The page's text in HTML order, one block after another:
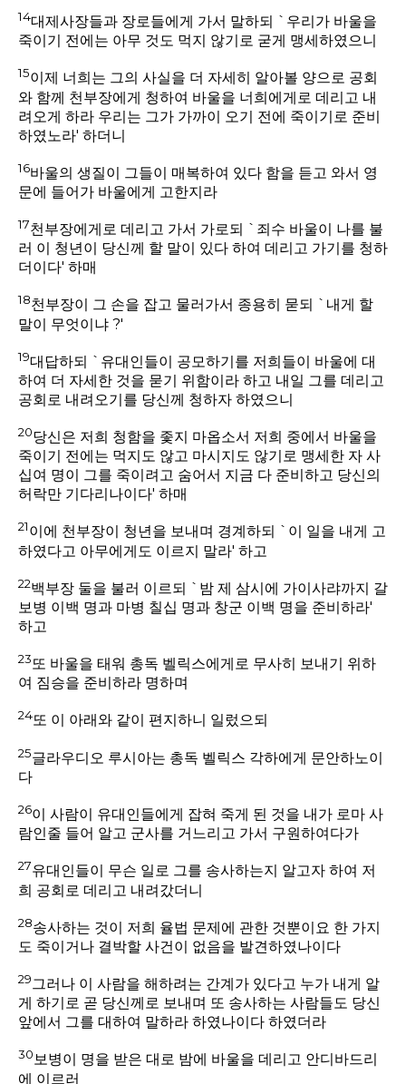
14대제사장들과 장로들에게 가서 말하되 `우리가 바울을
죽이기 전에는 아무 것도 먹지 않기로 굳게 맹세하였으니
15이제 너희는 그의 사실을 더 자세히 알아볼 양으로 공회
와 함께 천부장에게 청하여 바울을 너희에게로 데리고 내
려오게 하라 우리는 그가 가까이 오기 전에 죽이기로 준비
하였노라' 하더니
16바울의 생질이 그들이 매복하여 있다 함을 듣고 와서 영
문에 들어가 바울에게 고한지라
17천부장에게로 데리고 가서 가로되 `죄수 바울이 나를 불
러 이 청년이 당신께 할 말이 있다 하여 데리고 가기를 청하
더이다' 하매
18천부장이 그 손을 잡고 물러가서 종용히 묻되 `내게 할
말이 무엇이냐 ?'
19대답하되 `유대인들이 공모하기를 저희들이 바울에 대
하여 더 자세한 것을 묻기 위함이라 하고 내일 그를 데리고
공회로 내려오기를 당신께 청하자 하였으니
20당신은 저희 청함을 좇지 마옵소서 저희 중에서 바울을
죽이기 전에는 먹지도 않고 마시지도 않기로 맹세한 자 사
십여 명이 그를 죽이려고 숨어서 지금 다 준비하고 당신의
허락만 기다리나이다' 하매
21이에 천부장이 청년을 보내며 경계하되 `이 일을 내게 고
하였다고 아무에게도 이르지 말라' 하고
22백부장 둘을 불러 이르되 `밤 제 삼시에 가이사랴까지 갈
보병 이백 명과 마병 칠십 명과 창군 이백 명을 준비하라'
하고
23또 바울을 태워 총독 벨릭스에게로 무사히 보내기 위하
여 짐승을 준비하라 명하며
24또 이 아래와 같이 편지하니 일렀으되
25글라우디오 루시아는 총독 벨릭스 각하에게 문안하노이
다
26이 사람이 유대인들에게 잡혀 죽게 된 것을 내가 로마 사
람인줄 들어 알고 군사를 거느리고 가서 구원하여다가
27유대인들이 무슨 일로 그를 송사하는지 알고자 하여 저
희 공회로 데리고 내려갔더니
28송사하는 것이 저희 율법 문제에 관한 것뿐이요 한 가지
도 죽이거나 결박할 사건이 없음을 발견하였나이다
29그러나 이 사람을 해하려는 간계가 있다고 누가 내게 알
게 하기로 곧 당신께로 보내며 또 송사하는 사람들도 당신
앞에서 그를 대하여 말하라 하였나이다 하였더라
30보병이 명을 받은 대로 밤에 바울을 데리고 안디바드리
에 이르러